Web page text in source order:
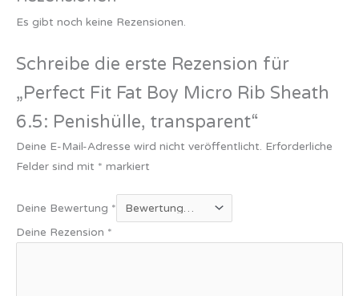
Es gibt noch keine Rezensionen.
Schreibe die erste Rezension für
„Perfect Fit Fat Boy Micro Rib Sheath
6.5: Penishülle, transparent“
Deine E-Mail-Adresse wird nicht veröffentlicht. Erforderliche
Felder sind mit * markiert
Deine Bewertung *
Deine Rezension *